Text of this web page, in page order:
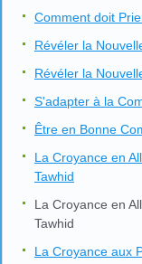
Comment doit
Révéler la
Révéler la
S'adapter à la
Être en Bonne
La Croyance en
Tawhid
La Croyance en
Tawhid
La Croyance aux